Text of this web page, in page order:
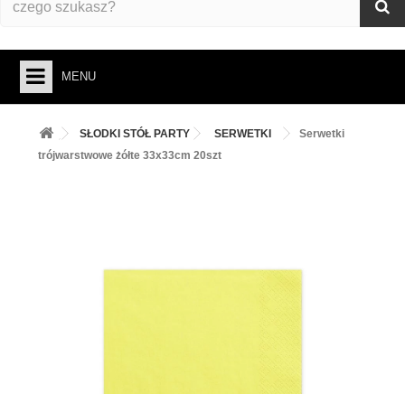
MENU
PIECZENIE
SŁODKI STÓŁ PARTY SERWETKI
Serwetki
trójwarstwowe żółte 33x33cm 20szt